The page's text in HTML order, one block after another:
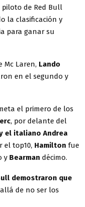
piloto de Red Bull
la clasificación y
para ganar su
Mc Laren, Lando
en el segundo y
el primero de los
, por delante del
el italiano Andrea
el top10, Hamilton fue
y Bearman décimo.
demostraron que
de no ser los